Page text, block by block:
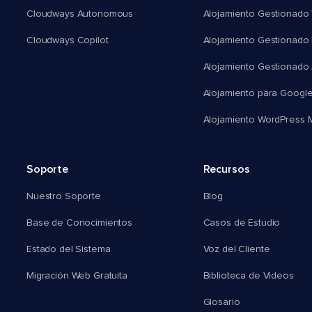
Cloudways Autonomous
Cloudways Copilot
Alojamiento Gestionado
Alojamiento Gestionado
Alojamiento Gestionado
Alojamiento para
Alojamiento WordPress
Soporte
Nuestro Soporte
Base de Conocimientos
Estado del Sistema
Migración Web Gratuita
Recursos
Blog
Casos de Estudio
Voz del Cliente
Biblioteca de Videos
Glosario